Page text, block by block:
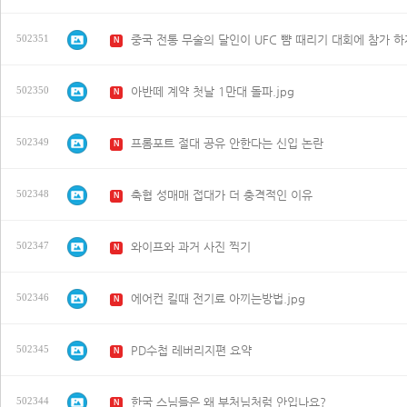
502351 N
502350 N 아반떼 계약 첫날 1만대 돌파.jpg
502349 N 프롬포트 절대 공유 안한다는 신입 논란
502348 N 축협 성매매 접대가 더 충격적인 이유
502347 N 와이프와 과거 사진 찍기
502346 N 에어컨 킬때 전기료 아끼는방법.jpg
502345 N PD수첩 레버리지편 요약
502344 N 한국 스님들은 왜 부처님처럼 안입나요?